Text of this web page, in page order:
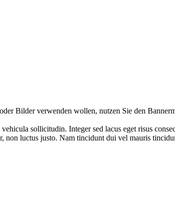
Bilder verwenden wollen, nutzen Sie den
sollicitudin. Integer sed lacus eget risus
luctus justo. Nam tincidunt dui vel mauris